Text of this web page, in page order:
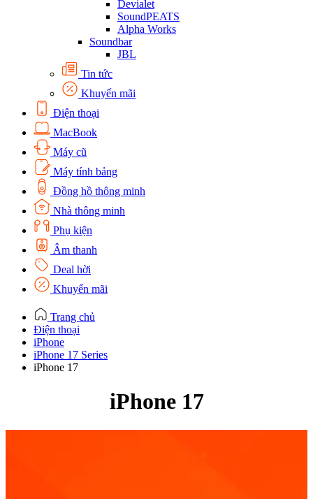
Devialet
SoundPEATS
Alpha Works
Soundbar
JBL
Tin tức
Khuyến mãi
Điện thoại
MacBook
Máy cũ
Máy tính bảng
Đồng hồ thông minh
Nhà thông minh
Phụ kiện
Âm thanh
Deal hời
Khuyến mãi
Trang chủ
Điện thoại
iPhone
iPhone 17 Series
iPhone 17
iPhone 17